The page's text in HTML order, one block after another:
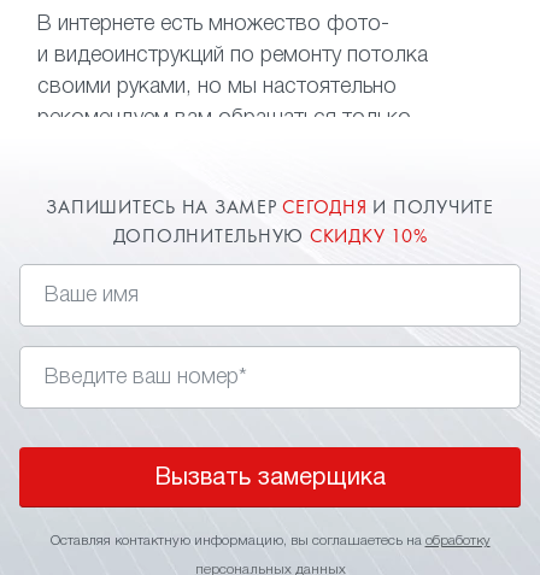
самостоятельный слив воды может привести
к безвозвратной порче полотна. Чтобы
не тратить деньги и время на монтаж нового
полотна, достаточно обратиться
В интернете есть множество фото-
и видеоинструкций по ремонту потолка
своими руками, но мы настоятельно
рекомендуем вам обращаться только
натяжного потолка после пореза, залива
и устранит любые проблемы с потолочными
ЗАПИШИТЕСЬ НА ЗАМЕРСЕГОДНЯ И ПОЛУЧИТЕ
ДОПОЛНИТЕЛЬНУЮ СКИДКУ 10%
Вызвать замерщика
Оставляя контактную информацию, вы соглашаетесь на обработку
персональных данных